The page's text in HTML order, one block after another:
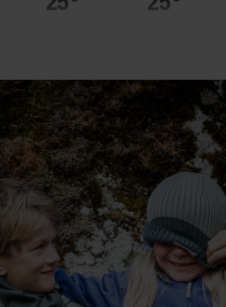
10°
5°
0°
-5°
-10°
-15°
-20°
10°
5°
0°
-5°
-10°
-15°
-20°